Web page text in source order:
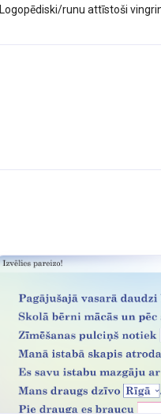
Logopēdiski/runu attīstoši